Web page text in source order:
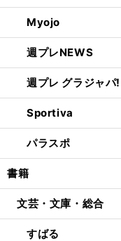
Myojo
週プレNEWS
週プレ グラジャパ!
Sportiva
パラスポ
書籍
文芸・文庫・総合
すばる